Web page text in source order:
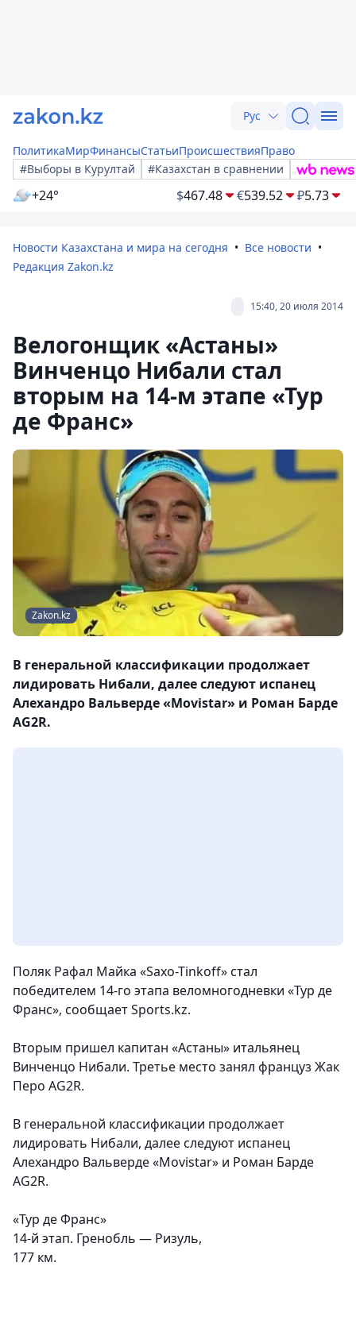
Рус
ПолитикаМирФинансыСтатьиПроисшествияПраво
#Выборы в Курултай
#Казахстан в сравнении
+24° $467.48 €539.52 ₽5.73
Новости Казахстана и мира на сегодня
Все новости
Редакция Zakon.kz
15:40, 20 июля 2014
Велогонщик «Астаны»
Винченцо Нибали стал
вторым на 14-м этапе «Тур
де Франс»
Zakon.kz
В генеральной классификации продолжает
лидировать Нибали, далее следуют испанец
Алехандро Вальверде «Movistar» и Роман Барде
AG2R.
Поляк Рафал Майка «Saxo-Tinkoff» стал
победителем 14-го этапа веломногодневки «Тур де
Франс», сообщает Sports.kz.
Вторым пришел капитан «Астаны» итальянец
Винченцо Нибали. Третье место занял француз Жак
Перо AG2R.
В генеральной классификации продолжает
лидировать Нибали, далее следуют испанец
Алехандро Вальверде «Movistar» и Роман Барде
AG2R.
«Тур де Франс»
14-й этап. Гренобль — Ризуль,
177 км.